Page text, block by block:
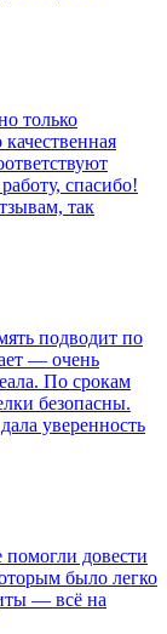
только
спасибо!
так
подводит по
— очень
По срокам
безопасны.
уверенность
довести
было легко
— всё на